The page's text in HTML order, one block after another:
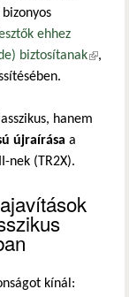
ehhez
biztosítanak(külső
,
hanem
újraírása a
nek (TR2X).
kínál: